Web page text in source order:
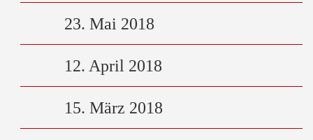
23. Mai 2018
12. April 2018
15. März 2018